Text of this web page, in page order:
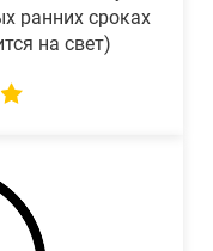
ранних сроках
на свет)